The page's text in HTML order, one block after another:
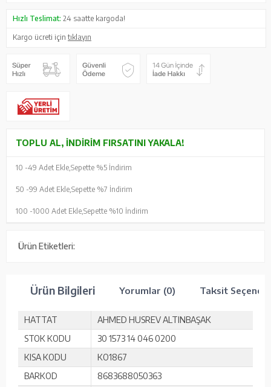
Hızlı Teslimat: 24 saatte kargoda!
Kargo ücreti içintıklayın
TOPLU AL, İNDIRIM FIRSATINI YAKALA!
10 -49 Adet Ekle, Sepette %5 İndirim
50 -99 Adet Ekle, Sepette %7 İndirim
100 -1000 Adet Ekle, Sepette %10 İndirim
Ürün Etiketleri:
Ürün Bilgileri Yorumlar (0) Taksit
HATTAT
AHMED HUSREV ALTINBAŞAK
STOK KODU
30 1573 14 046 0200
KISA KODU
KO1867
BARKOD
8683688050363